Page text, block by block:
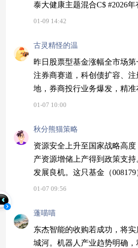
泰大健康主题混合C$ #2026
01-09 14:42
古灵精怪的温
昨日股票型基金涨幅全市场
注券商赛道，科创债扩容、
地，券商投行业务爆发，精
大涨6.20%，收获政策红利不
01-07 10:00
秋分熊猫策略
资源安全上升至国家战略高
产资源增储上产得到政策支
发展良机。这只基金（
龙头企业，与国策同行。$同
01-07 09:56
蓬喵喵
东杰智能的收购若成功，将
城河。机器人产业趋势明确